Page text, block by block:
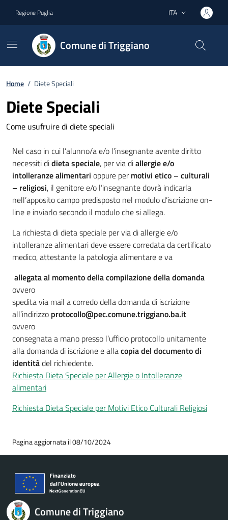
Regione Puglia Lingua attiva:
ITA
Comune di Triggiano
Home / Diete Speciali
Diete Speciali
Come usufruire di diete speciali
Nel caso in cui l’alunno/a e/o l’insegnante avente diritto
necessiti didieta speciale, per via diallergie e/o
intolleranze alimentari oppure permotivi etico – culturali
– religiosi, il genitore e/o l’insegnante dovrà indicarla
nell’apposito campo predisposto nel modulo d’iscrizione on-
line e inviarlo secondo il modulo che si allega.
La richiesta di dieta speciale per via di allergie e/o
intolleranze alimentari deve essere corredata da certificato
medico, attestante la patologia alimentare e va
allegata al momento della compilazione della domanda
ovvero
spedita via mail a corredo della domanda di iscrizione
all’indirizzo protocollo@pec.comune.triggiano.ba.it
ovvero
consegnata a mano presso l’ufficio protocollo unitamente
alla domanda di iscrizione e allacopia del documento di
identitàdel richiedente.
Richiesta Dieta Speciale per Allergie o Intolleranze
alimentari
Richiesta Dieta Speciale per Motivi Etico Culturali Religiosi
Pagina aggiornata il 08/10/2024
Comune di Triggiano